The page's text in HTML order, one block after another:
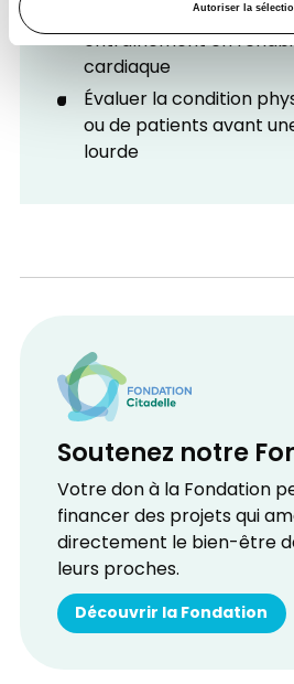
Autoriser la
Déterminer l’intensité
entraînement en
cardiaque
Évaluer la condition
ou de patients avant
lourde
Soutenez notre
Votre don à la Fondation
financer des projets qui
directement le bien-être
leurs proches.
Découvrir la Fondation